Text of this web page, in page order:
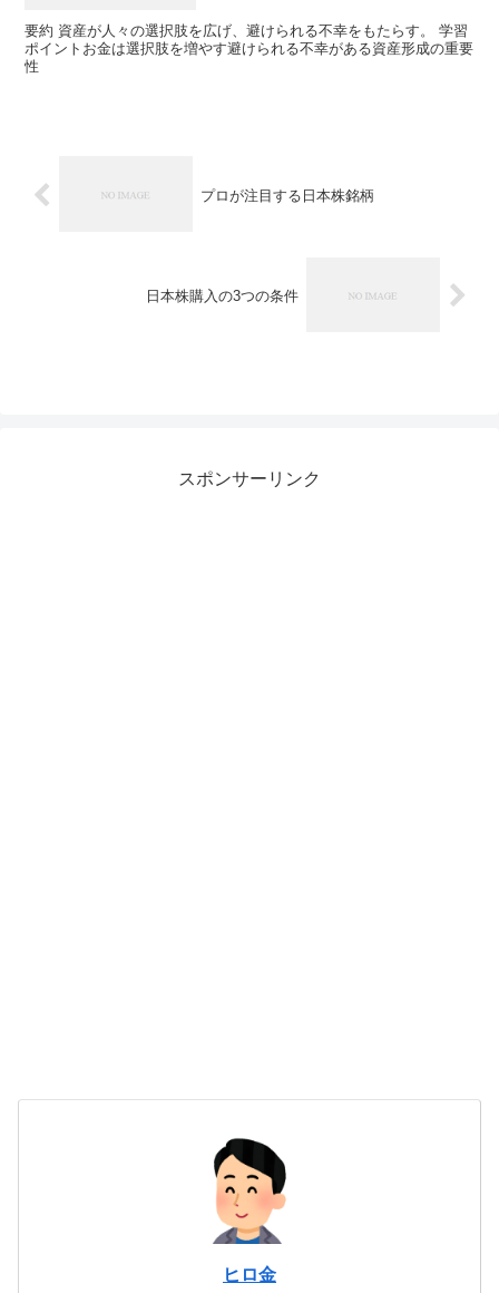
要約 資産が人々の選択肢を広げ、避けられる不幸をもたらす。 学習
ポイントお金は選択肢を増やす避けられる不幸がある資産形成の重要
性
プロが注目する日本株銘柄
日本株購入の3つの条件
スポンサーリンク
ヒロ金